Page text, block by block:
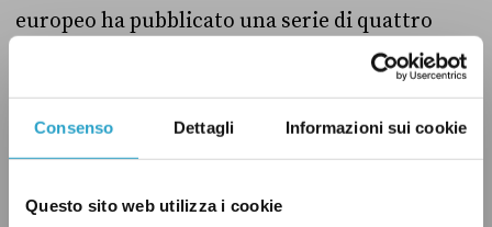
Consenso Dettagli Informazioni sui cookie
Questo sito web utilizza i cookie
europeo ha pubblicato una serie di quattro
report chiamati “States of emergency in
II,III,
IV), in cui viene analizzata dal punto di vista
normativo la risposta data alla pandemia di